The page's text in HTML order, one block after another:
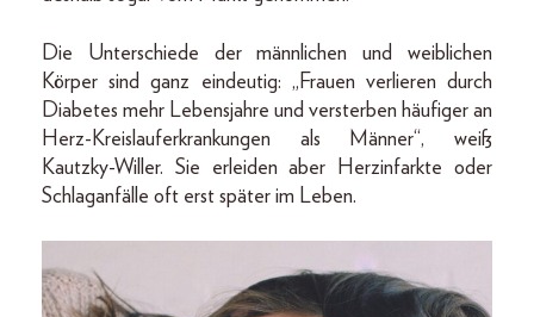
Die Unterschiede der männlichen und weiblichen
Körper sind ganz eindeutig: „Frauen verlieren durch
Diabetes mehr Lebensjahre und versterben häufiger an
Herz-Kreislauferkrankungen als Männer“, weiß
Kautzky-Willer. Sie erleiden aber Herzinfarkte oder
Schlaganfälle oft erst später im Leben.